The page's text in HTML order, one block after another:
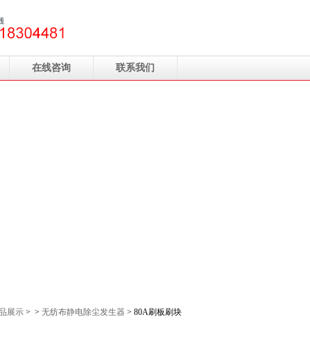
在线咨询 联系我们
展示 > > 无纺布静电除尘发生器 > 80A刷板刷块